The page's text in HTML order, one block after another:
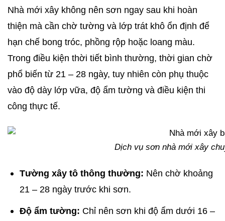
Nhà mới xây không nên sơn ngay sau khi hoàn
thiện mà cần chờ tường và lớp trát khô ổn định để
hạn chế bong tróc, phồng rộp hoặc loang màu.
Trong điều kiện thời tiết bình thường, thời gian chờ
phổ biến từ 21 – 28 ngày, tuy nhiên còn phụ thuộc
vào độ dày lớp vữa, độ ẩm tường và điều kiện thi
công thực tế.
Dịch vụ sơn nhà mới xây
Tường xây tô thông thường: Nên chờ khoảng
21 – 28 ngày trước khi sơn.
Độ ẩm tường: Chỉ nên sơn khi độ ẩm dưới 16 –